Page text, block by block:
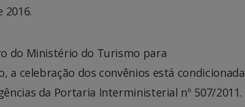
2016.
do Ministério do Turismo para
a celebração dos convênios está condicionada
da Portaria Interministerial nº 507/2011.